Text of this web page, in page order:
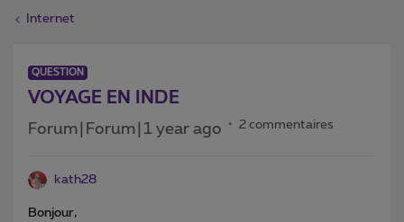
Internet
QUESTION
VOYAGE EN INDE
Forum|Forum|1 year ago 2 commentaires
kath28
Bonjour,